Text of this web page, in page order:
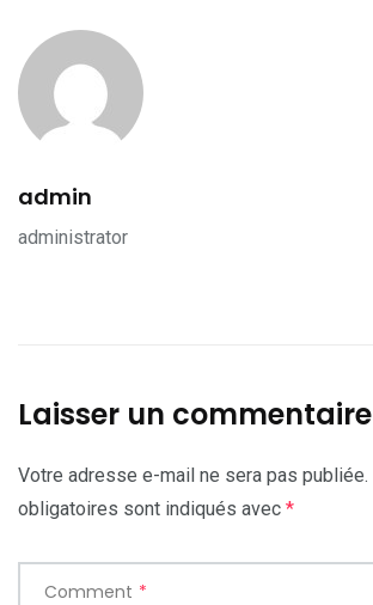
admin
administrator
Laisser un commentaire
Votre adresse e-mail ne sera pas publiée.
obligatoires sont indiqués avec *
Comment *